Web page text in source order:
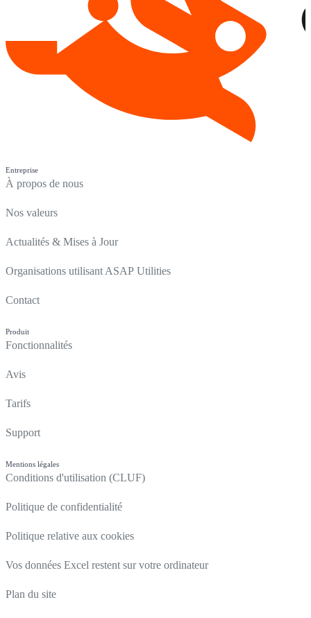
Entreprise
À propos de nous
Nos valeurs
Actualités & Mises à Jour
Organisations utilisant ASAP Utilities
Contact
Produit
Fonctionnalités
Avis
Tarifs
Support
Mentions légales
Conditions d'utilisation (CLUF)
Politique de confidentialité
Politique relative aux cookies
Vos données Excel restent sur votre ordinateur
Plan du site